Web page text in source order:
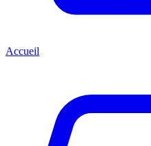
Accueil